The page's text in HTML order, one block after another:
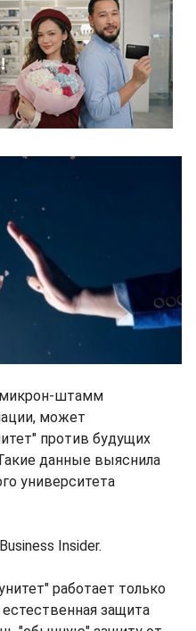
штамм
может
против будущих
данные выяснила
университета
Insider.
работает только
защита